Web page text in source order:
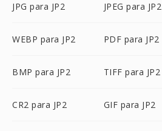
JPG para JP2 JPEG para JP2
WEBP para JP2 PDF para JP2
BMP para JP2 TIFF para JP2
CR2 para JP2 GIF para JP2